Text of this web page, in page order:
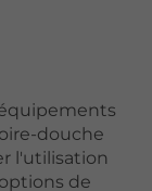
douche
l'utilisation
de